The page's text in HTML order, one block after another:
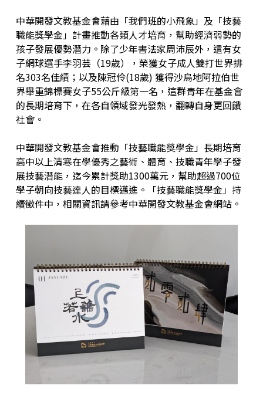
中華開發文教基金會藉由「我們班的小飛象」及「技藝
職能獎學金」計畫推動各類人才培育，幫助經濟弱勢的
孩子發展優勢潛力。除了少年書法家周沛辰外，還有女
子網球選手李羽芸（19歲），榮獲女子成人雙打世界排
名303名佳績；以及陳冠伶(18歲) 獲得沙烏地阿拉伯世
界舉重錦標賽女子55公斤級第一名，這群青年在基金會
的長期培育下，在各自領域發光發熱，翻轉自身更回饋
社會。
中華開發文教基金會推動「技藝職能獎學金」長期培育
高中以上清寒在學優秀之藝術、體育、技職青年學子發
展技藝潛能，迄今累計獎助1300萬元，幫助超過700位
學子朝向技藝達人的目標邁進。「技藝職能獎學金」持
續徵件中，相關資訊請參考中華開發文教基金會網站。